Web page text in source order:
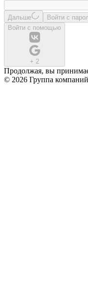
Дальше
Войти с
Войти с помощью
+ 2
Продолжая, вы
© 2026 Группа